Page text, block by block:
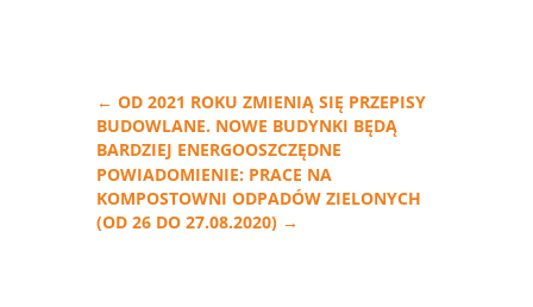
← OD 2021 ROKU ZMIENIĄ SIĘ PRZEPISY
BUDOWLANE. NOWE BUDYNKI BĘDĄ
BARDZIEJ ENERGOOSZCZĘDNE
POWIADOMIENIE: PRACE NA
KOMPOSTOWNI ODPADÓW ZIELONYCH
(OD 26 DO 27.08.2020)→